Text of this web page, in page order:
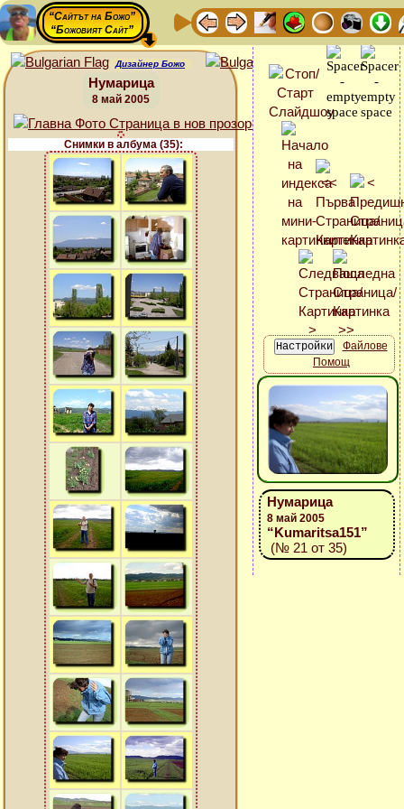
“Сайтът на Божо”
“Божовият Сайт”
Дизайнер Божо
Нумарица
8 май 2005
Снимки в албума (35):
Файлове
Помощ
Нумарица
8 май 2005
“Kumaritsa151”
(№ 21 от 35)